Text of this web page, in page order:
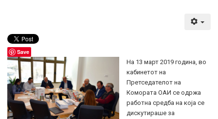
Save
На 13 март 2019 година, во
кабинетот на
Претседателот на
Комората ОАИ се одржа
рaботна средба на која се
дискутираше за